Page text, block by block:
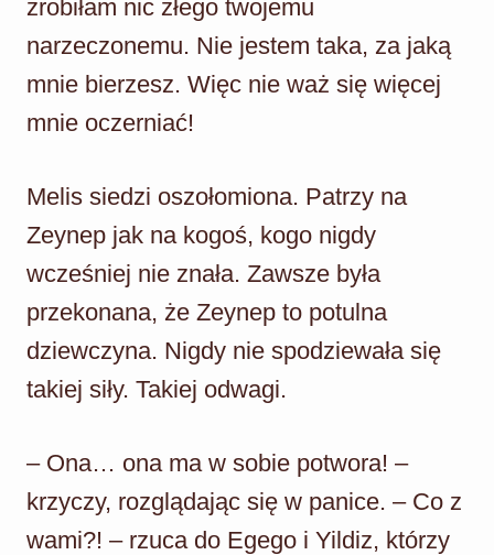
zrobiłam nic złego twojemu
narzeczonemu. Nie jestem taka, za jaką
mnie bierzesz. Więc nie waż się więcej
mnie oczerniać!
Melis siedzi oszołomiona. Patrzy na
Zeynep jak na kogoś, kogo nigdy
wcześniej nie znała. Zawsze była
przekonana, że Zeynep to potulna
dziewczyna. Nigdy nie spodziewała się
takiej siły. Takiej odwagi.
– Ona… ona ma w sobie potwora! –
krzyczy, rozglądając się w panice. – Co z
wami?! – rzuca do Egego i Yildiz, którzy